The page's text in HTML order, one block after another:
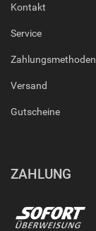
Kontakt
Service
Zahlungsmethoden
Versand
Gutscheine
ZAHLUNG